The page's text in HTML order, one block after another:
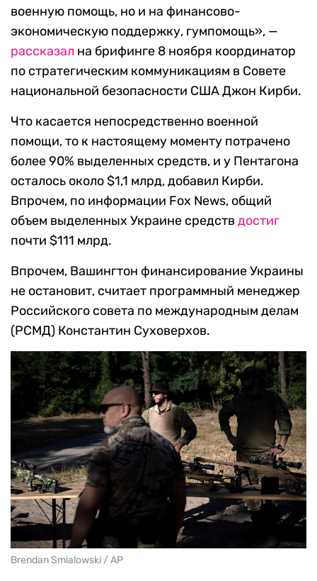
военную помощь, но и на финансово-
экономическую поддержку, гумпомощь», —
рассказал на брифинге 8 ноября координатор
по стратегическим коммуникациям в Совете
национальной безопасности США Джон Кирби.
Что касается непосредственно военной
помощи, то к настоящему моменту потрачено
более 90% выделенных средств, и у Пентагона
осталось около $1,1 млрд, добавил Кирби.
Впрочем, по информации Fox News, общий
объем выделенных Украине средств достиг
почти $111 млрд.
Впрочем, Вашингтон финансирование Украины
не остановит, считает программный менеджер
Российского совета по международным делам
(РСМД) Константин Суховерхов.
Brendan Smialowski / AP